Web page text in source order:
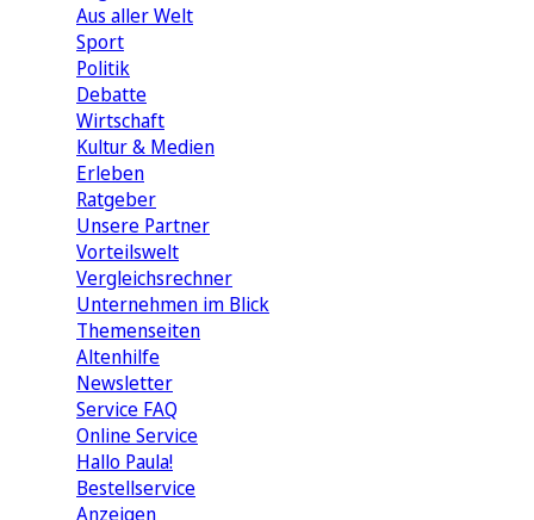
Aus aller Welt
Sport
Politik
Debatte
Wirtschaft
Kultur & Medien
Erleben
Ratgeber
Unsere Partner
Vorteilswelt
Vergleichsrechner
Unternehmen im Blick
Themenseiten
Altenhilfe
Newsletter
Service FAQ
Online Service
Hallo Paula!
Bestellservice
Anzeigen